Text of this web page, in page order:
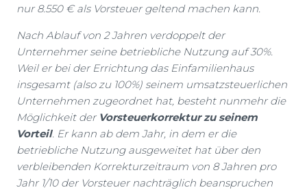
nur 8.550 € als Vorsteuer geltend machen kann.
Nach Ablauf von 2 Jahren verdoppelt der
Unternehmer seine betriebliche Nutzung auf 30%.
Weil er bei der Errichtung das Einfamilienhaus
insgesamt (also zu 100%) seinem umsatzsteuerlichen
Unternehmen zugeordnet hat, besteht nunmehr die
Möglichkeit der Vorsteuerkorrektur zu seinem
Vorteil. Er kann ab dem Jahr, in dem er die
betriebliche Nutzung ausgeweitet hat über den
verbleibenden Korrekturzeitraum von 8 Jahren pro
Jahr 1/10 der Vorsteuer nachträglich beanspruchen